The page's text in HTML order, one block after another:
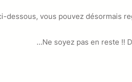
dessous, vous pouvez désormais
Ne soyez pas en reste !!